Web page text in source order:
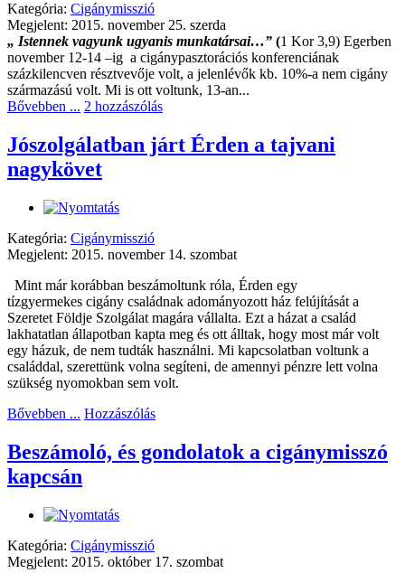
Kategória: Cigánymisszió
Megjelent: 2015. november 25. szerda
„ Istennek vagyunk ugyanis munkatársai…” (1 Kor 3,9) Egerben
november 12-14 –ig a cigánypasztorációs konferenciának
százkilencven résztvevője volt, a jelenlévők kb. 10%-a nem cigány
származású volt. Mi is ott voltunk, 13-an...
Bővebben ... 2 hozzászólás
Jószolgálatban járt Érden a tajvani
nagykövet
Kategória: Cigánymisszió
Megjelent: 2015. november 14. szombat
Mint már korábban beszámoltunk róla, Érden egy
tízgyermekes cigány családnak adományozott ház felújítását a
Szeretet Földje Szolgálat magára vállalta. Ezt a házat a család
lakhatatlan állapotban kapta meg és ott álltak, hogy most már volt
egy házuk, de nem tudták használni. Mi kapcsolatban voltunk a
családdal, szerettünk volna segíteni, de amennyi pénzre lett volna
szükség nyomokban sem volt.
Bővebben ... Hozzászólás
Beszámoló, és gondolatok a cigánymisszó
kapcsán
Kategória: Cigánymisszió
Megjelent: 2015. október 17. szombat